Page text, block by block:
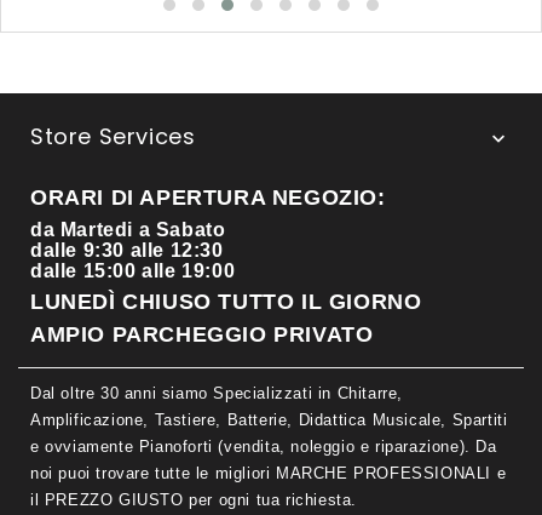
Store Services 
ORARI DI APERTURA NEGOZIO:
da Martedi a Sabato
dalle 9:30 alle 12:30
dalle 15:00 alle 19:00
LUNEDÌ CHIUSO TUTTO IL GIORNO
AMPIO PARCHEGGIO PRIVATO
Dal oltre 30 anni siamo Specializzati in Chitarre,
Amplificazione, Tastiere, Batterie, Didattica Musicale, Spartiti
e ovviamente Pianoforti (vendita, noleggio e riparazione). Da
noi puoi trovare tutte le migliori MARCHE PROFESSIONALI e
il PREZZO GIUSTO per ogni tua richiesta.